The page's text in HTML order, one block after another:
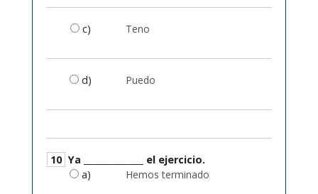
c) Teno
d) Puedo
10 Ya ______________ el ejercicio.
a)
Hemos terminado